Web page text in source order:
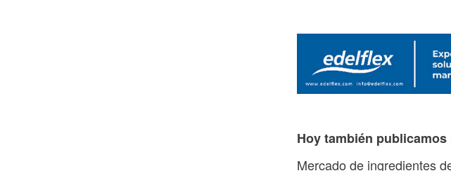
Hoy también
Mercado de ingredientes